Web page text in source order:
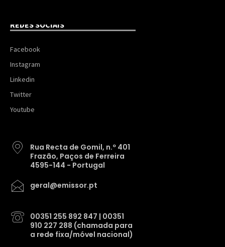
REDES SOCIAIS
Facebook
Instagram
Linkedin
Twitter
Youtube
Rua Recta de Gomil, n.º 401
Frazão, Paços de Ferreira
4595-144 - Portugal
geral@emissor.pt
00351 255 892 847 | 00351
910 227 288 (chamada para
a rede fixa/móvel nacional)